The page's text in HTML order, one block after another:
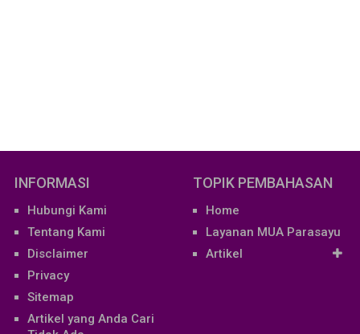
INFORMASI
Hubungi Kami
Tentang Kami
Disclaimer
Privacy
Sitemap
Artikel yang Anda Cari
TOPIK PEMBAHASAN
Home
Layanan MUA Parasayu
Artikel